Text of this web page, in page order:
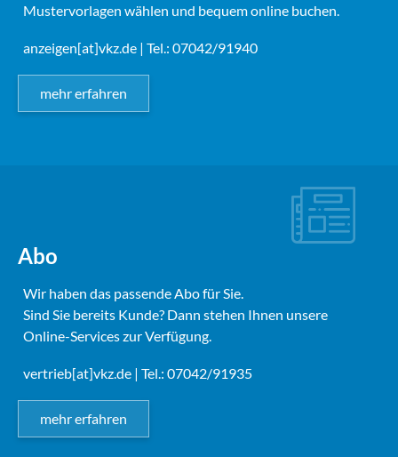
Mustervorlagen wählen und bequem online buchen.
anzeigen[at]vkz.de | Tel.: 07042/91940
mehr erfahren
Abo
Wir haben das passende Abo für Sie.
Sind Sie bereits Kunde? Dann stehen Ihnen unsere
Online-Services zur Verfügung.
vertrieb[at]vkz.de | Tel.: 07042/91935
mehr erfahren